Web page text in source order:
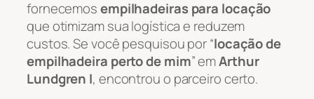
fornecemosempilhadeiras para locação
que otimizam sua logística e reduzem
custos. Se você pesquisou por “locação de
empilhadeira perto de mim” emArthur
Lundgren I, encontrou o parceiro certo.